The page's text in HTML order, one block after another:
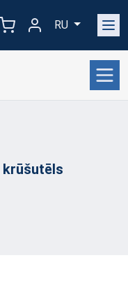
RU
krūšutēls